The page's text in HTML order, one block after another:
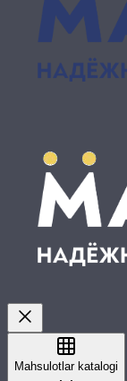
Mahsulotlar katalogi